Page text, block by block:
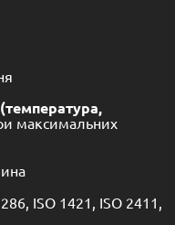
максимальних
ISO 1421, ISO 2411,